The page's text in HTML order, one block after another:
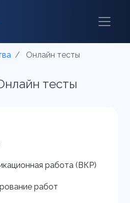
Онлайн тесты
тесты
работа (ВКР)
работ